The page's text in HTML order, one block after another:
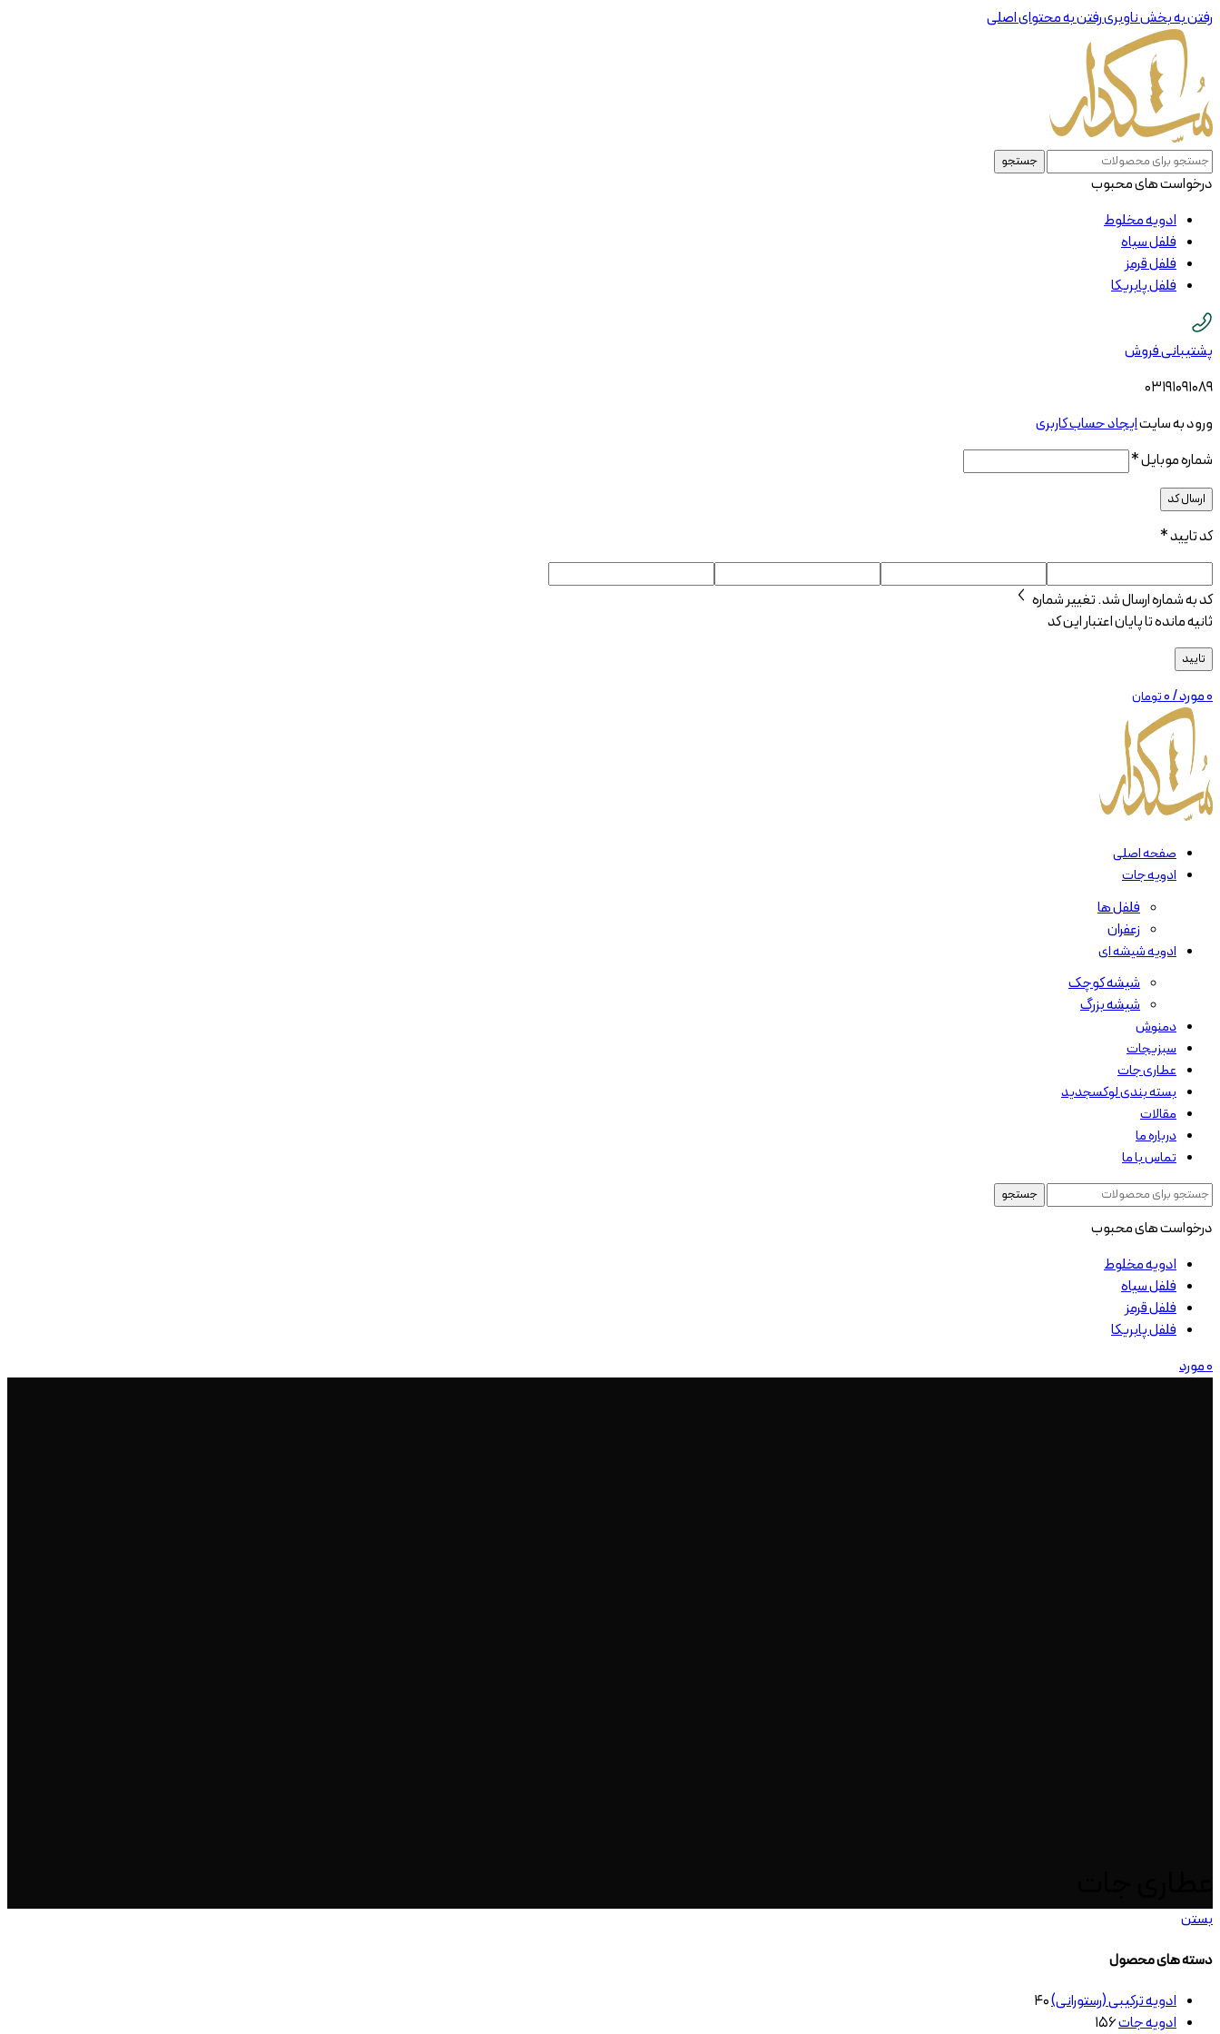
رفتن به بخش ناوبریرفتن به محتوای اصلی
جستجو
درخواست های محبوب
ادویه مخلوط
فلفل سیاه
فلفل قرمز
فلفل پابریکا
پشتیبانی فروش
03191091089
ورود به سایتایجاد حساب کاربری
شماره موبایل*
ارسال کد
کد تایید*
کد به شمارهارسال شد.تغییر شماره
ثانیه مانده تا پایان اعتبار این کد
تایید
0مورد/۰تومان
صفحه اصلی
ادویه جات
فلفل ها
زعفران
ادویه شیشه ای
شیشه کوچک
شیشه بزرگ
دمنوش
سبزیجات
عطاری جات
بسته بندی لوکسجدید
مقالات
درباره ما
تماس با ما
جستجو
درخواست های محبوب
ادویه مخلوط
فلفل سیاه
فلفل قرمز
فلفل پابریکا
0مورد
بستن
دسته های محصول
ادویه ترکیبی (رستورانی)۴۰
ادویه جات۱۵۶